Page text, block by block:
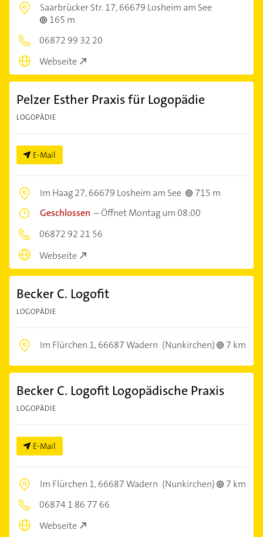
Saarbrücker Str. 17,66679 Losheim am See
165 m
06872 99 32 20
Webseite
Pelzer Esther Praxis für Logopädie
LOGOPÄDIE
E-Mail
Im Haag 27,66679 Losheim am See
715 m
Geschlossen –Öffnet Montag um 08:00
06872 92 21 56
Webseite
Becker C. Logofit
LOGOPÄDIE
Im Flürchen 1,66687 Wadern (Nunkirchen) 7 km
Becker C. Logofit Logopädische Praxis
LOGOPÄDIE
E-Mail
Im Flürchen 1,66687 Wadern (Nunkirchen)
7 km
06874 1 86 77 66
Webseite